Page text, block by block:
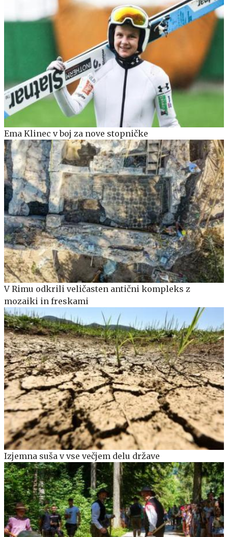
Ema Klinec v boj za nove stopničke
V Rimu odkrili veličasten antični kompleks z
mozaiki in freskami
Izjemna suša v vse večjem delu države